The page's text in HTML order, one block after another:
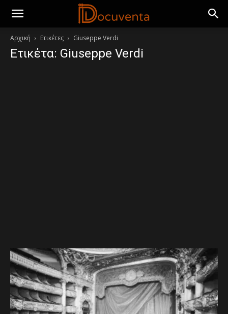
Αρχική Ετικέτες Giuseppe Verdi
Ετικέτα: Giuseppe Verdi